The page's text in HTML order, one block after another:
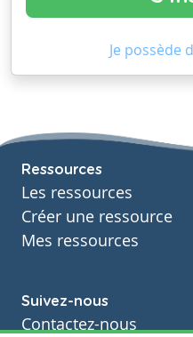
Je possède
Ressources
Les ressources
Créer une ressource
Mes ressources
Suivez-nous
Contactez-nous